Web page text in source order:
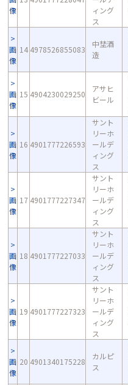
像
ィング
ス
画
像
14 4978526855083
中埜酒
造
画
像
15 4904230029250
アサヒ
ビール
画
像
16 4901777226593
サント
リーホ
ールデ
ィング
ス
画
像
17 4901777227347
サント
リーホ
ールデ
ィング
ス
画
像
18 4901777227033
サント
リーホ
ールデ
ィング
ス
画
像
19 4901777227323
サント
リーホ
ールデ
ィング
ス
画
像
20 4901340175228
カルピ
ス